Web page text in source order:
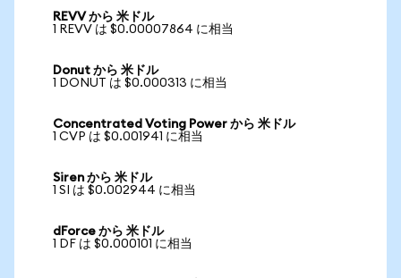
REVV から 米ドル
1 REVV は $0.00007864 に相当
Donut から 米ドル
1 DONUT は $0.000313 に相当
Concentrated Voting Power から 米ドル
1 CVP は $0.001941 に相当
Siren から 米ドル
1 SI は $0.002944 に相当
dForce から 米ドル
1 DF は $0.000101 に相当